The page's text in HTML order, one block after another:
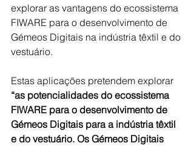
explorar as vantagens do ecossistema
FIWARE para o desenvolvimento de
Gémeos Digitais na indústria têxtil e do
vestuário.
Estas aplicações pretendem explorar
“as potencialidades do ecossistema
FIWARE para o desenvolvimento de
Gémeos Digitais para a indústria têxtil
e do vestuário. Os Gémeos Digitais